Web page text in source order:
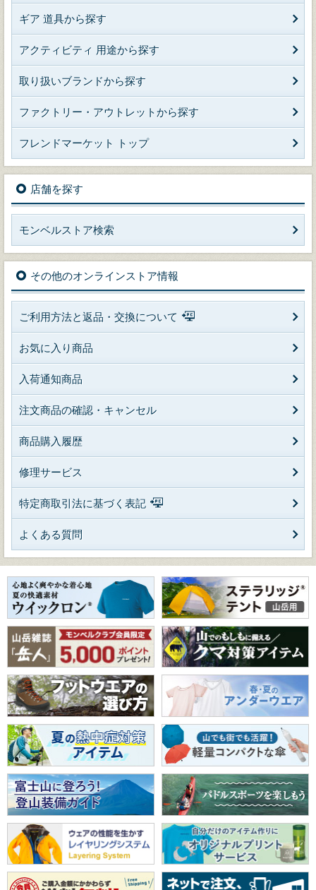
ギア 道具から探す
アクティビティ 用途から探す
取り扱いブランドから探す
ファクトリー・アウトレットから探す
フレンドマーケット トップ
店舗を探す
モンベルストア検索
その他のオンラインストア情報
ご利用方法と返品・交換について
お気に入り商品
入荷通知商品
注文商品の確認・キャンセル
商品購入履歴
修理サービス
特定商取引法に基づく表記
よくある質問